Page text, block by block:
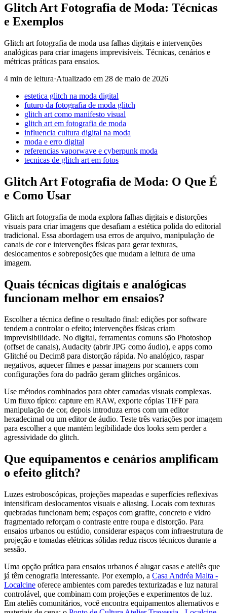
Glitch Art Fotografia de Moda: Técnicas
e Exemplos
Glitch art fotografia de moda usa falhas digitais e intervenções
analógicas para criar imagens imprevisíveis. Técnicas, cenários e
métricas práticas para ensaios.
4 min de leitura·Atualizado em 28 de maio de 2026
estetica glitch na moda digital
futuro da fotografia de moda glitch
glitch art como manifesto visual
glitch art em fotografia de moda
influencia cultura digital na moda
moda e erro digital
referencias vaporwave e cyberpunk moda
tecnicas de glitch art em fotos
Glitch Art Fotografia de Moda: O Que É
e Como Usar
Glitch art fotografia de moda explora falhas digitais e distorções
visuais para criar imagens que desafiam a estética polida do editorial
tradicional. Essa abordagem usa erros de arquivo, manipulação de
canais de cor e intervenções físicas para gerar texturas,
deslocamentos e sobreposições que mudam a leitura de uma
imagem.
Quais técnicas digitais e analógicas
funcionam melhor em ensaios?
Escolher a técnica define o resultado final: edições por software
tendem a controlar o efeito; intervenções físicas criam
imprevisibilidade. No digital, ferramentas comuns são Photoshop
(offset de canais), Audacity (abrir JPG como áudio), e apps como
Glitché ou Decim8 para distorção rápida. No analógico, raspar
negativos, aquecer filmes e passar imagens por scanners com
configurações fora do padrão geram glitches orgânicos.
Use métodos combinados para obter camadas visuais complexas.
Um fluxo típico: capture em RAW, exporte cópias TIFF para
manipulação de cor, depois introduza erros com um editor
hexadecimal ou um editor de áudio. Teste três variações por imagem
para escolher a que mantém legibilidade dos looks sem perder a
agressividade do glitch.
Que equipamentos e cenários amplificam
o efeito glitch?
Luzes estroboscópicas, projeções mapeadas e superfícies reflexivas
intensificam deslocamentos visuais e aliasing. Locais com texturas
quebradas funcionam bem; espaços com grafite, concreto e vidro
fragmentado reforçam o contraste entre roupa e distorção. Para
ensaios urbanos ou estúdio, considerar espaços com infraestrutura de
projeção e tomadas elétricas sólidas reduz riscos técnicos durante a
sessão.
Uma opção prática para ensaios urbanos é alugar casas e ateliês que
já têm cenografia interessante. Por exemplo, a Casa Andréa Malta -
Localcine oferece ambientes com paredes texturizadas e luz natural
controlável, que combinam com projeções e experimentos de luz.
Em ateliês comunitários, você encontra equipamentos alternativos e